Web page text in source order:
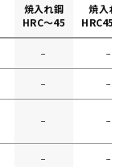
焼入れ鋼
HRC～45
焼入れ
HRC45
− −
− −
− −
− −